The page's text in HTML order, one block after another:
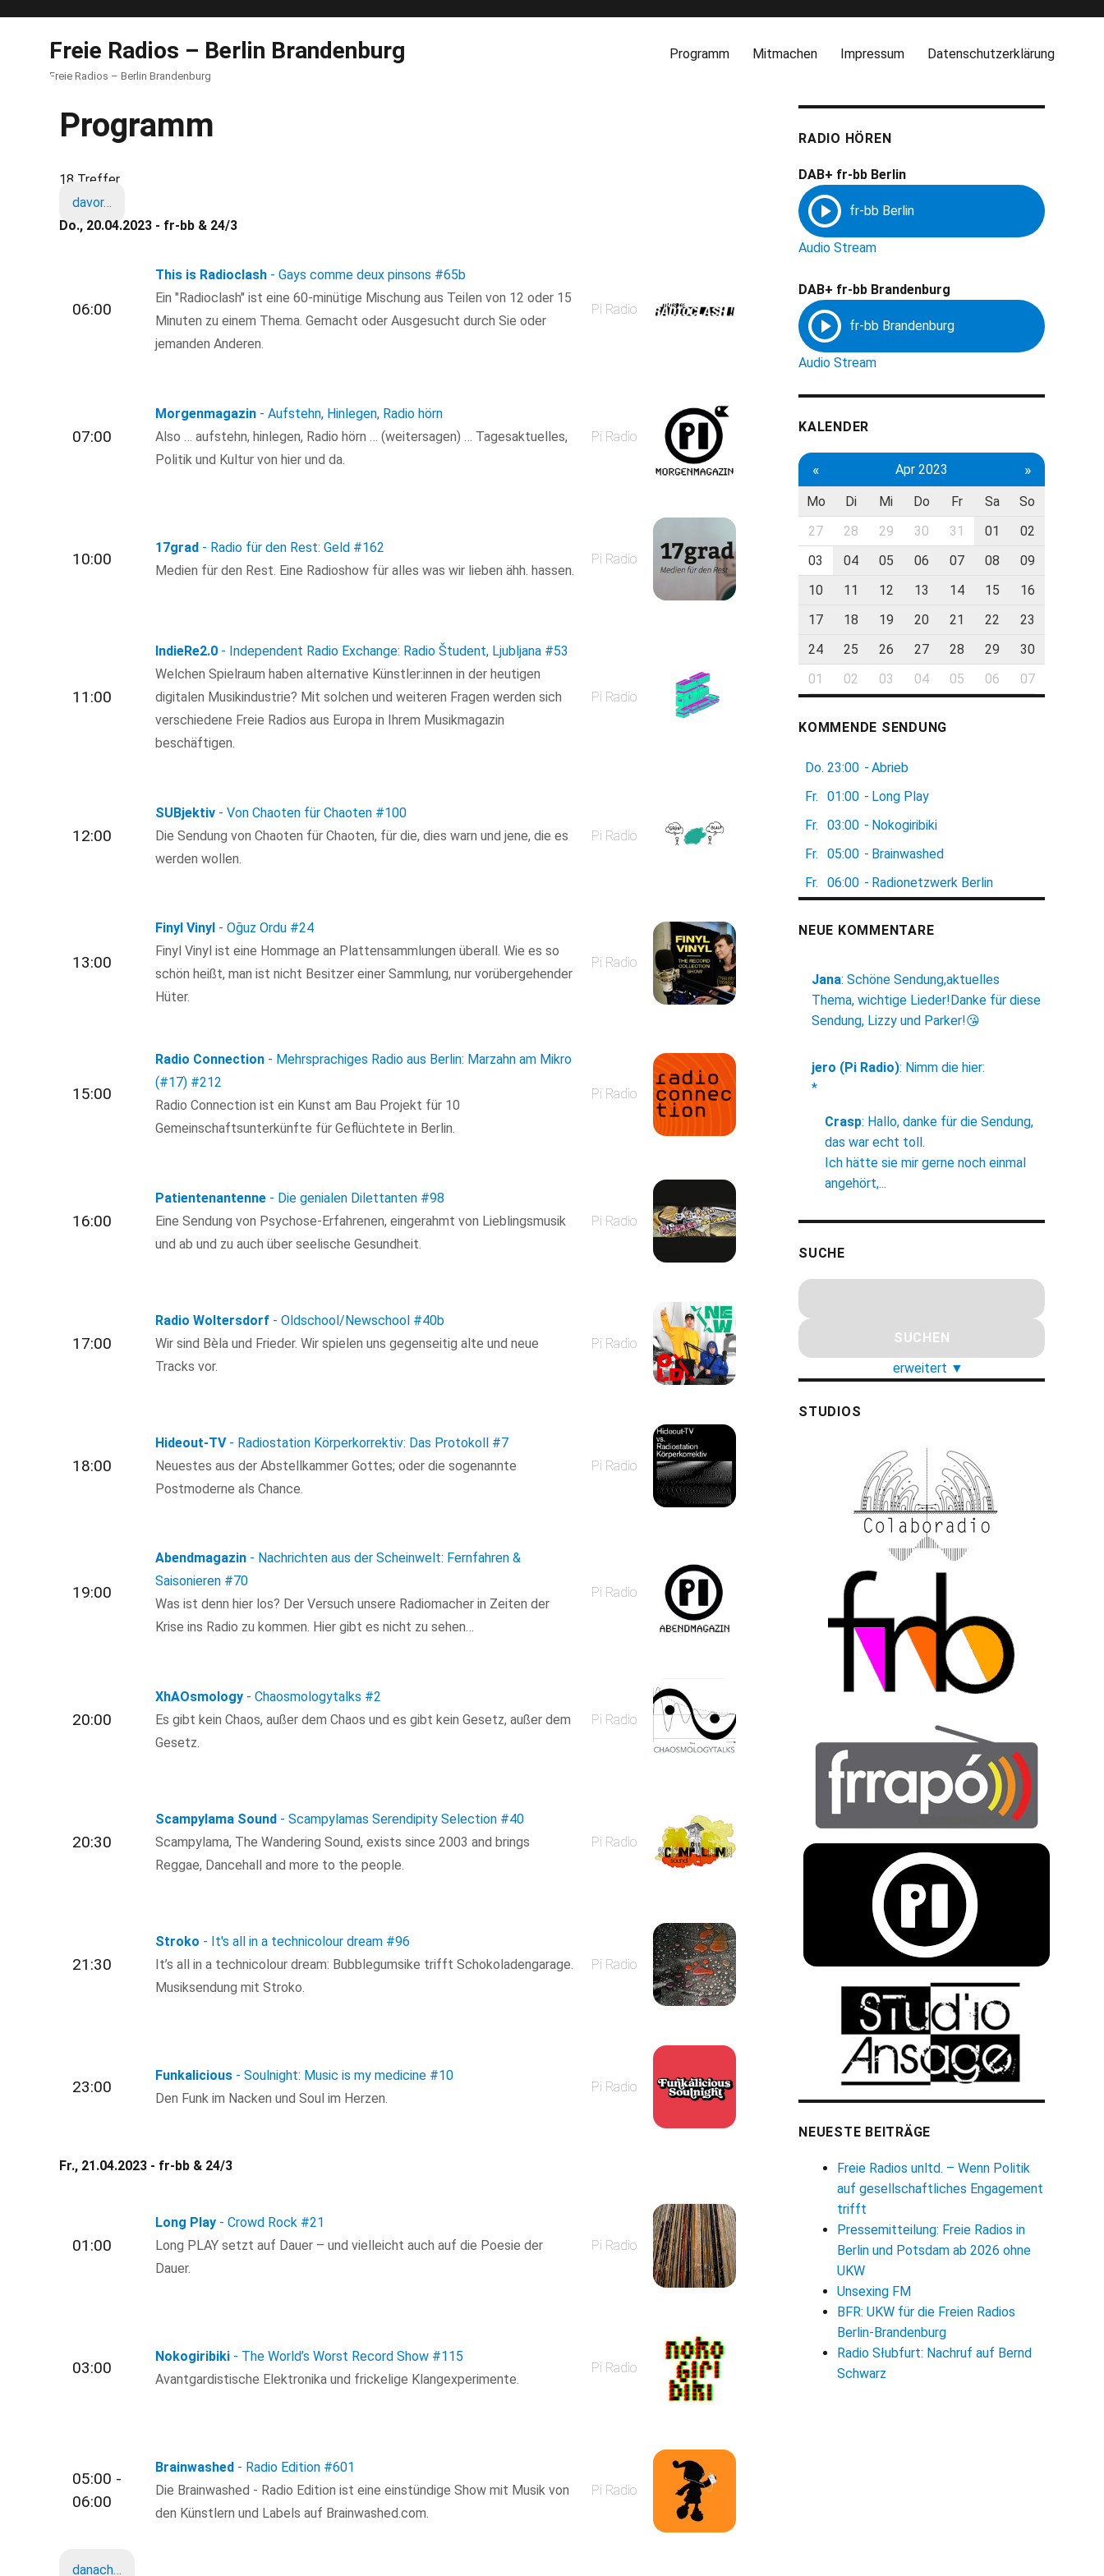
Freie Radios – Berlin Brandenburg
Freie Radios – Berlin Brandenburg
Programm Mitmachen Impressum Datenschutzerklärung
Programm
18 Treffer
davor…
Do., 20.04.2023 - fr-bb & 24/3
06:00
This is Radioclash - Gays comme deux pinsons #65b
Ein "Radioclash" ist eine 60-minütige Mischung aus Teilen von 12 oder 15
Minuten zu einem Thema. Gemacht oder Ausgesucht durch Sie oder
jemanden Anderen.
Pi Radio
07:00
Morgenmagazin - Aufstehn, Hinlegen, Radio hörn
Also … aufstehn, hinlegen, Radio hörn … (weitersagen) … Tagesaktuelles,
Politik und Kultur von hier und da.
Pi Radio
10:00
17grad - Radio für den Rest: Geld #162
Medien für den Rest. Eine Radioshow für alles was wir lieben ähh. hassen.
Pi Radio
11:00
IndieRe2.0 - Independent Radio Exchange: Radio Študent, Ljubljana #53
Welchen Spielraum haben alternative Künstler:innen in der heutigen
digitalen Musikindustrie? Mit solchen und weiteren Fragen werden sich
verschiedene Freie Radios aus Europa in Ihrem Musikmagazin
beschäftigen.
Pi Radio
12:00
SUBjektiv - Von Chaoten für Chaoten #100
Die Sendung von Chaoten für Chaoten, für die, dies warn und jene, die es
werden wollen.
Pi Radio
13:00
Finyl Vinyl - Oğuz Ordu #24
Finyl Vinyl ist eine Hommage an Plattensammlungen überall. Wie es so
schön heißt, man ist nicht Besitzer einer Sammlung, nur vorübergehender
Hüter.
Pi Radio
15:00
Radio Connection - Mehrsprachiges Radio aus Berlin: Marzahn am Mikro
(#17) #212
Radio Connection ist ein Kunst am Bau Projekt für 10
Gemeinschaftsunterkünfte für Geflüchtete in Berlin.
Pi Radio
16:00
Patientenantenne - Die genialen Dilettanten #98
Eine Sendung von Psychose-Erfahrenen, eingerahmt von Lieblingsmusik
und ab und zu auch über seelische Gesundheit.
Pi Radio
17:00
Radio Woltersdorf - Oldschool/Newschool #40b
Wir sind Bèla und Frieder. Wir spielen uns gegenseitig alte und neue
Tracks vor.
Pi Radio
18:00
Hideout-TV - Radiostation Körperkorrektiv: Das Protokoll #7
Neuestes aus der Abstellkammer Gottes; oder die sogenannte
Postmoderne als Chance.
Pi Radio
19:00
Abendmagazin - Nachrichten aus der Scheinwelt: Fernfahren &
Saisonieren #70
Was ist denn hier los? Der Versuch unsere Radiomacher in Zeiten der
Krise ins Radio zu kommen. Hier gibt es nicht zu sehen…
Pi Radio
20:00
XhAOsmology - Chaosmologytalks #2
Es gibt kein Chaos, außer dem Chaos und es gibt kein Gesetz, außer dem
Gesetz.
Pi Radio
20:30
Scampylama Sound - Scampylamas Serendipity Selection #40
Scampylama, The Wandering Sound, exists since 2003 and brings
Reggae, Dancehall and more to the people.
Pi Radio
21:30
Stroko - It's all in a technicolour dream #96
It’s all in a technicolour dream: Bubblegumsike trifft Schokoladengarage.
Musiksendung mit Stroko.
Pi Radio
23:00
Funkalicious - Soulnight: Music is my medicine #10
Den Funk im Nacken und Soul im Herzen.
Pi Radio
Fr., 21.04.2023 - fr-bb & 24/3
01:00
Long Play - Crowd Rock #21
Long PLAY setzt auf Dauer – und vielleicht auch auf die Poesie der
Dauer.
Pi Radio
03:00
Nokogiribiki - The World’s Worst Record Show #115
Avantgardistische Elektronika und frickelige Klangexperimente.
Pi Radio
05:00 -
06:00
Brainwashed - Radio Edition #601
Die Brainwashed - Radio Edition ist eine einstündige Show mit Musik von
den Künstlern und Labels auf Brainwashed.com.
Pi Radio
danach…
RADIO HÖREN
DAB+ fr-bb Berlin
Audio Stream
DAB+ fr-bb Brandenburg
Audio Stream
KALENDER
« Apr 2023 »
Mo Di Mi Do Fr Sa
So
27
28 29 30 31 01
02
03
04 05 06 07 08
09
10
11 12 13 14 15
16
17
18 19 20 21 22
23
24
25 26 27 28 29
30
01
02 03 04 05 06 07
KOMMENDE SENDUNG
Do. 23:00 - Abrieb
Fr.
01:00 - Long Play
Fr.
03:00 - Nokogiribiki
Fr.
05:00 - Brainwashed
Fr.
06:00 - Radionetzwerk Berlin
NEUE KOMMENTARE
Jana: Schöne Sendung,aktuelles
Thema, wichtige Lieder!Danke für diese
Sendung, Lizzy und Parker!😘
jero (Pi Radio): Nimm die hier:
*
Crasp: Hallo, danke für die Sendung,
das war echt toll.
Ich hätte sie mir gerne noch einmal
angehört,...
SUCHE
erweitert ▼
STUDIOS
NEUESTE BEITRÄGE
Freie Radios unltd. – Wenn Politik
auf gesellschaftliches Engagement
trifft
Pressemitteilung: Freie Radios in
Berlin und Potsdam ab 2026 ohne
UKW
Unsexing FM
BFR: UKW für die Freien Radios
Berlin-Brandenburg
Radio Słubfurt: Nachruf auf Bernd
Schwarz